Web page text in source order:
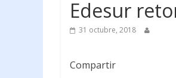
Edesur
31 octubre, 2018
Compartir